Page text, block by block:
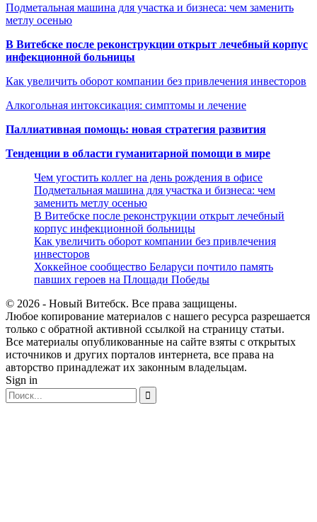
Подметальная машина для участка и бизнеса: чем заменить
метлу осенью
В Витебске после реконструкции открыт лечебный корпус
инфекционной больницы
Как увеличить оборот компании без привлечения инвесторов
Алкогольная интоксикация: симптомы и лечение
Паллиативная помощь: новая стратегия развития
Тенденции в области гуманитарной помощи в мире
Чем угостить коллег на день рождения в офисе
Подметальная машина для участка и бизнеса: чем
заменить метлу осенью
В Витебске после реконструкции открыт лечебный
корпус инфекционной больницы
Как увеличить оборот компании без привлечения
инвесторов
Хоккейное сообщество Беларуси почтило память
павших героев на Площади Победы
© 2026 - Новый Витебск. Все права защищены.
Любое копирование материалов с нашего ресурса разрешается
только с обратной активной ссылкой на страницу статьи.
Все материалы опубликованные на сайте взяты с открытых
источников и других порталов интернета, все права на
авторство принадлежат их законным владельцам.
Sign in